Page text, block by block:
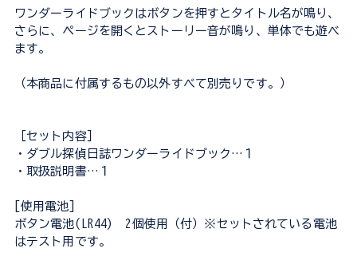
ワンダーライドブックはボタンを押すとタイトル名が鳴り、
さらに、ページを開くとストーリー音が鳴り、単体でも遊べ
ます。
（本商品に付属するもの以外すべて別売りです。）
［セット内容］
・ダブル探偵日誌ワンダーライドブック…１
・取扱説明書…１
[使用電池]
ボタン電池(LR44) 2個使用（付）※セットされている電池
はテスト用です。